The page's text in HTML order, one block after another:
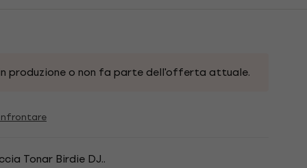
produzione o non fa parte dell'offerta attuale.
Tonar Birdie DJ..